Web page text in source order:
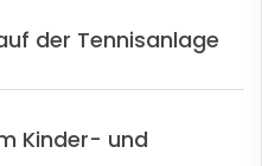
der Tennisanlage
Kinder- und